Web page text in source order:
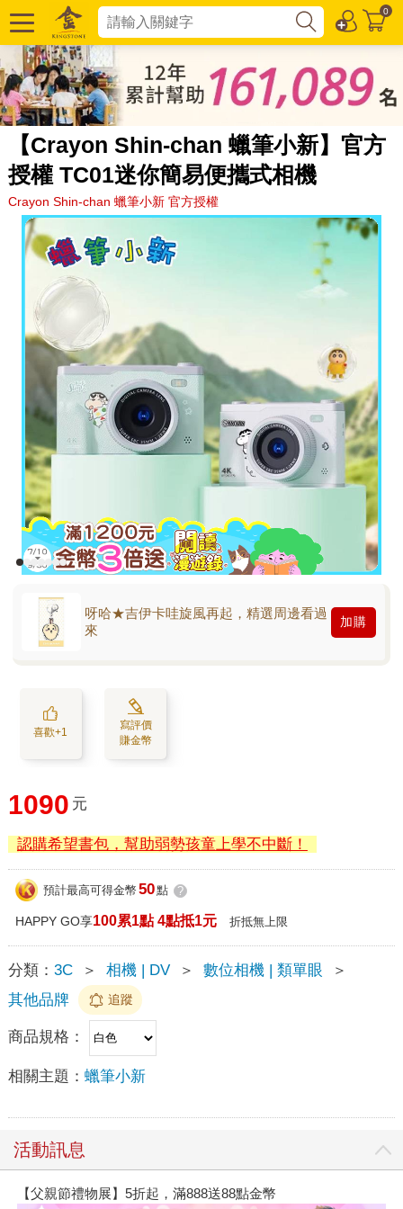
0
【Crayon Shin-chan 蠟筆小新】官方
授權 TC01迷你簡易便攜式相機
Crayon Shin-chan 蠟筆小新 官方授權
呀哈★吉伊卡哇旋風再起，精選周邊看過
來
加購
喜歡+1
寫評價
賺金幣
1090 元
認購希望書包，幫助弱勢孩童上學不中斷！
預計最高可得金幣 50點 ?
HAPPY GO享100累1點 4點抵1元 折抵無上限
分類： 3C ＞ 相機 | DV ＞ 數位相機 | 類單眼
＞
其他品牌
追蹤
商品規格：
相關主題： 蠟筆小新
活動訊息
【父親節禮物展】5折起，滿888送88點金幣